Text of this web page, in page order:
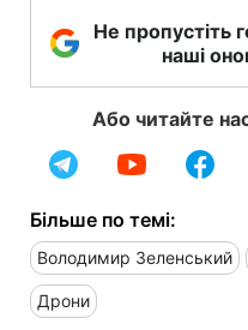
Не пропустіть
наші
Або читайте
Більше по темі:
Володимир Зеленський
Дрони